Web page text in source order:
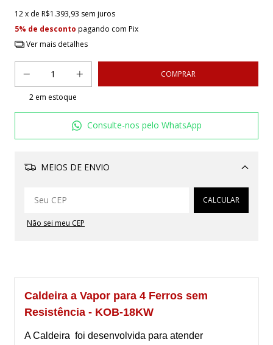
12x de R$1.393,93 sem juros
5% de desconto pagando com Pix
Ver mais detalhes
2 em estoque
Consulte-nos pelo WhatsApp
MEIOS DE ENVIO
Alterar CEP
CALCULAR
Não sei meu CEP
Caldeira a Vapor para 4 Ferros sem
Resistência - KOB-18KW
A Caldeira foi desenvolvida para atender